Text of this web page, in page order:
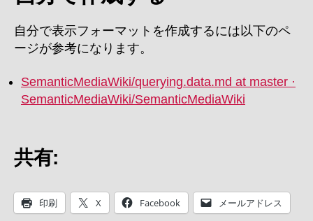
自分で表示フォーマットを作成するには以下のペ
ージが参考になります。
SemanticMediaWiki/querying.data.md at master ·
SemanticMediaWiki/SemanticMediaWiki
共有:
印刷 X Facebook メールアドレス